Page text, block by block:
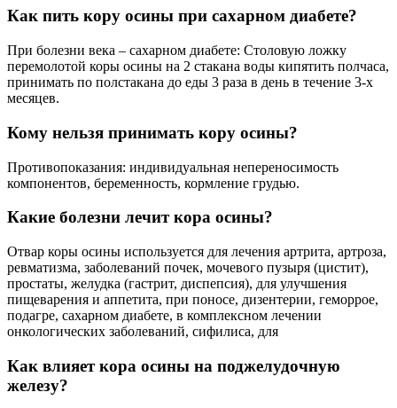
Как пить кору осины при сахарном диабете?
При болезни века – сахарном диабете: Столовую ложку
перемолотой коры осины на 2 стакана воды кипятить полчаса,
принимать по полстакана до еды 3 раза в день в течение 3-х
месяцев.
Кому нельзя принимать кору осины?
Противопоказания: индивидуальная непереносимость
компонентов, беременность, кормление грудью.
Какие болезни лечит кора осины?
Отвар коры осины используется для лечения артрита, артроза,
ревматизма, заболеваний почек, мочевого пузыря (цистит),
простаты, желудка (гастрит, диспепсия), для улучшения
пищеварения и аппетита, при поносе, дизентерии, геморрое,
подагре, сахарном диабете, в комплексном лечении
онкологических заболеваний, сифилиса, для
Как влияет кора осины на поджелудочную
железу?